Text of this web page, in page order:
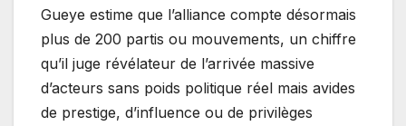
Gueye estime que l’alliance compte désormais
plus de 200 partis ou mouvements, un chiffre
qu’il juge révélateur de l’arrivée massive
d’acteurs sans poids politique réel mais avides
de prestige, d’influence ou de privilèges